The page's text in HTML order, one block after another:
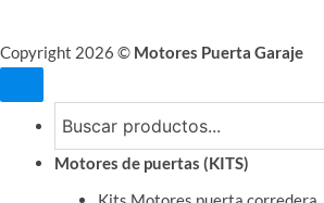
Copyright 2026 © Motores Puerta Garaje
Motores de puertas (KITS)